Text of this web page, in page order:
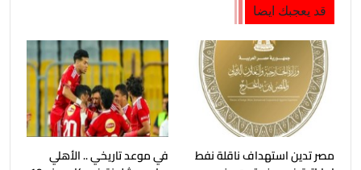
قد يعجبك ايضا
مصر تدين استهداف ناقلة نفط
في موعد تاريخي .. الأهلي